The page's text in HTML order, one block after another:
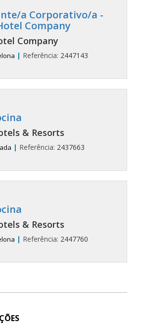
a Corporativo/a -
Company
Company
| Referência: 2447143
& Resorts
| Referência: 2437663
& Resorts
| Referência: 2447760